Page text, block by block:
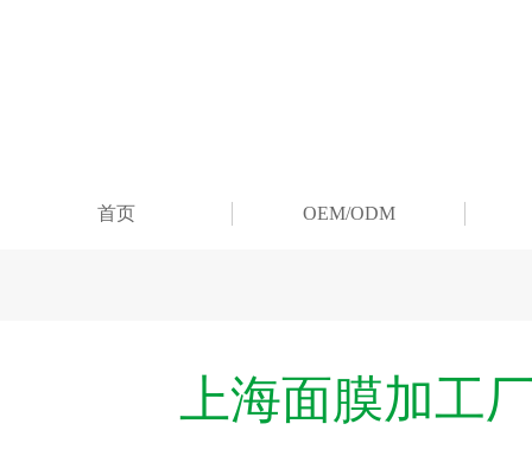
首页 OEM/ODM
上海面膜加工